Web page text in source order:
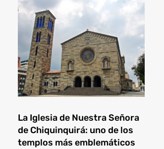
La Iglesia de Nuestra Señora
de Chiquinquirá: uno de los
templos más emblemáticos